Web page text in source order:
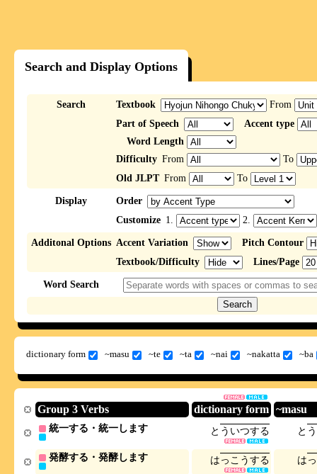
Search and Display Options
Search Textbook
From
Part of Speech
Accent type
Word Length
Difficulty From
To
Old JLPT From To
Display
Order
Customize 1. 2.
Additonal Options Accent Variation
Pitch Contour
Textbook/Difficulty
Lines/Page
Word Search
dictionary form ~masu ~te ~ta ~nai ~nakatta ~ba
Group 3 Verbs dictionary form ~masu
統一する・統一します と う いつする と う
発酵する・発酵します はっ こ うする はっ